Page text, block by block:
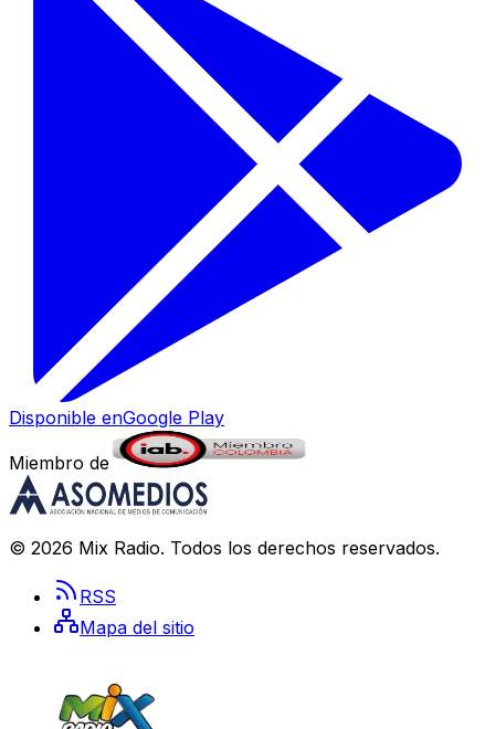
Disponible enGoogle Play
Miembro de
© 2026 Mix Radio. Todos los derechos reservados.
RSS
Mapa del sitio